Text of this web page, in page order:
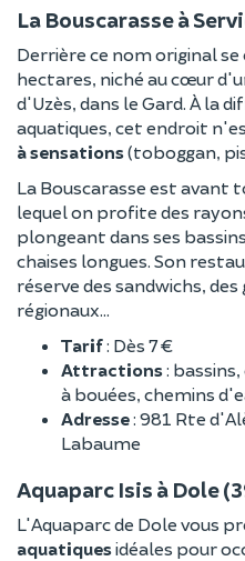
La Bouscarasse à
Derrière ce nom original se
hectares, niché au cœur
d'Uzès, dans le Gard. À la
aquatiques, cet endroit
à sensations(toboggan,
La Bouscarasse est avant
lequel on profite des
plongeant dans ses
chaises longues. Son
réserve des sandwichs,
régionaux...
Tarif: Dès 7 €
Attractions:
à bouées, chemins
Adresse: 981 Rte
Labaume
Aquaparc Isis à Dole
L'Aquaparc de Dole vous
aquatiquesidéales pour